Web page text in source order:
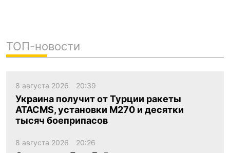
ТОП-новости
8 августа 2026 20:39
Украина получит от Турции ракеты
ATACMS, установки M270 и десятки
тысяч боеприпасов
8 августа 2026 20:26